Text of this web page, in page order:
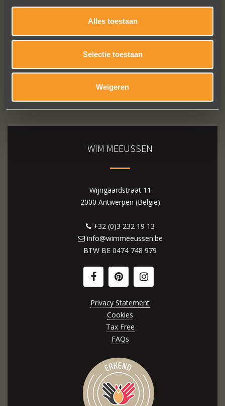
Alles toestaan
Selectie toestaan
Weigeren
Bekijk al onze reviews
WIM MEEUSSEN
Wijngaardstraat 11
2000 Antwerpen (België)
+32 (0)3 232 19 13
info@wimmeeussen.be
BTW BE 0474 748 979
Privacy Statement
Cookies
Tax Free
FAQs